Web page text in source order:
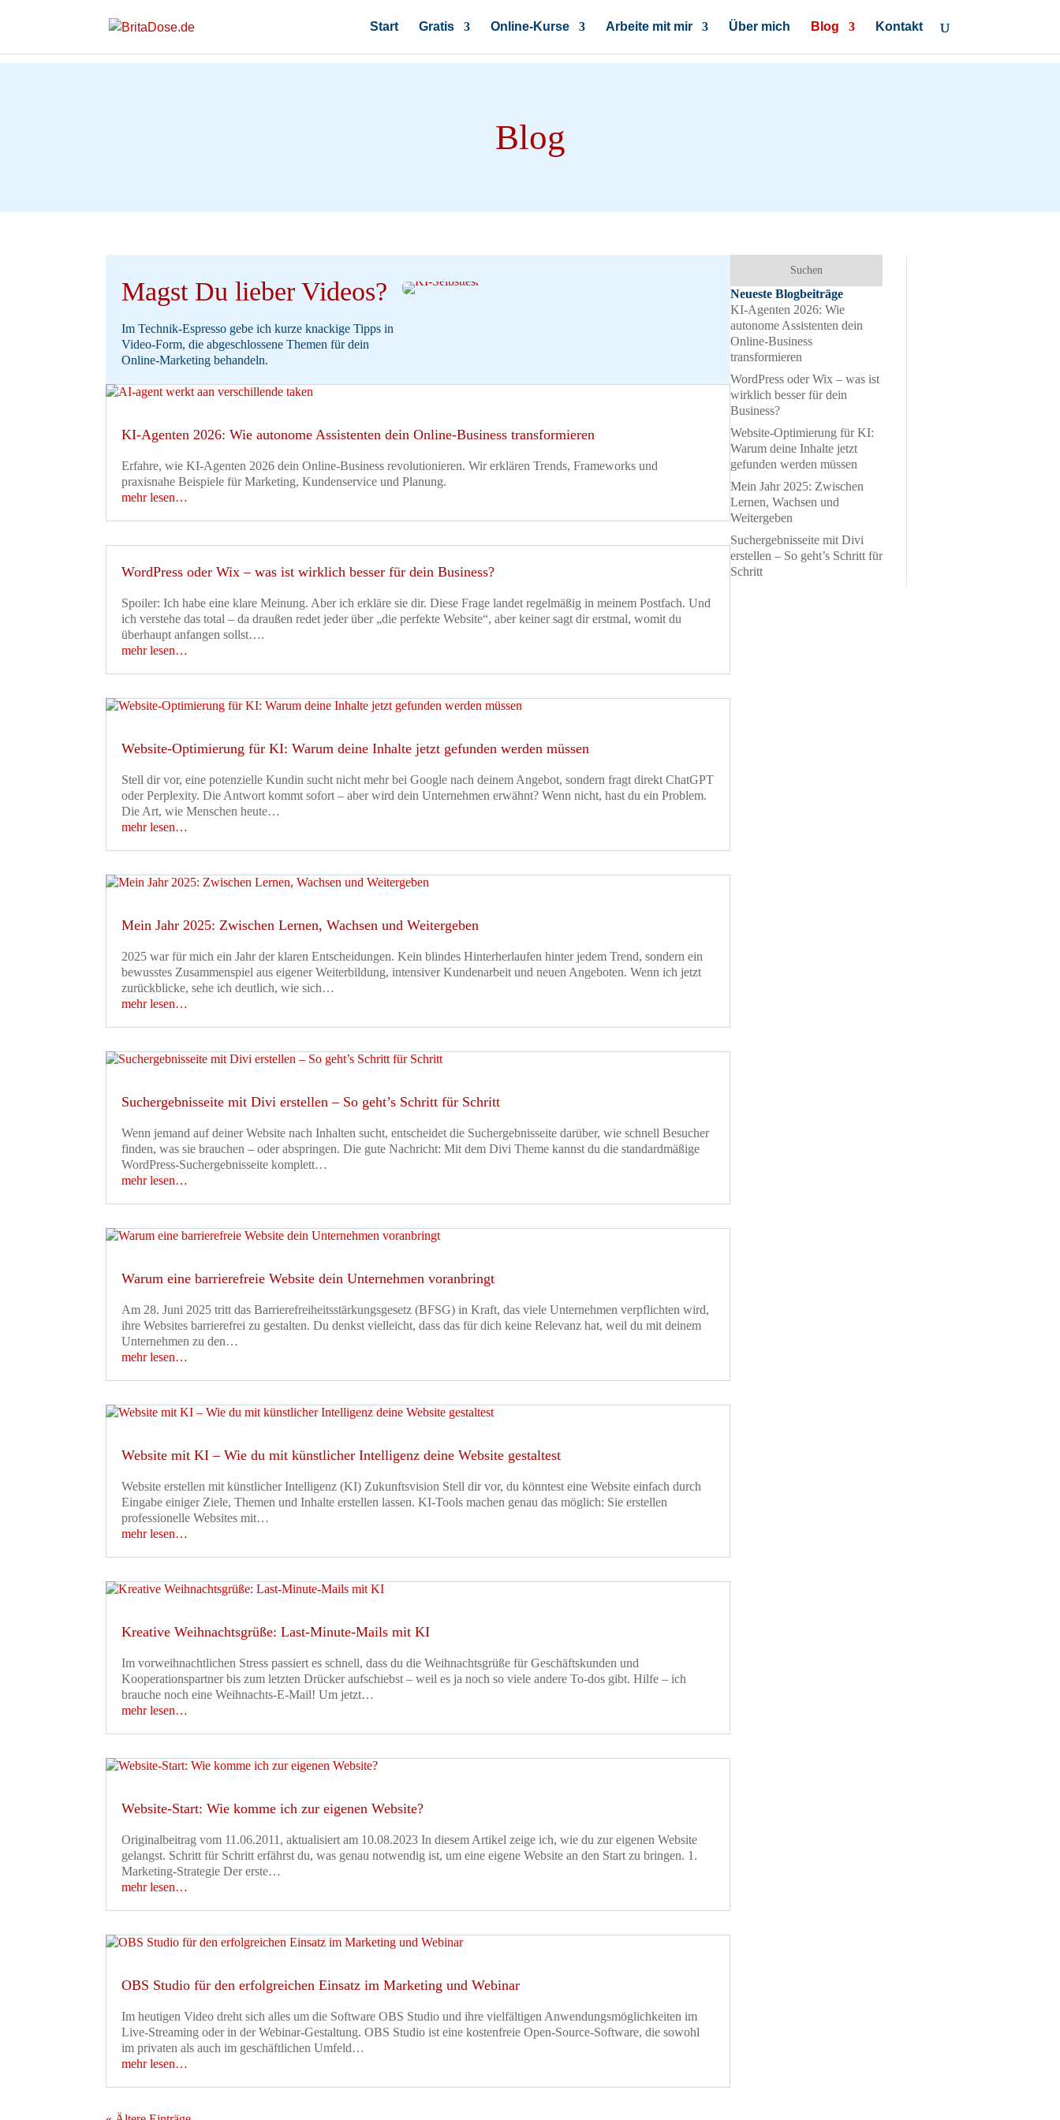
Start Gratis Online-Kurse Arbeite mit mir Über mich Blog Kontakt
Blog
Magst Du lieber Videos?
Im Technik-Espresso gebe ich kurze knackige Tipps in
Video-Form, die abgeschlossene Themen für dein
Online-Marketing behandeln.
KI-Agenten 2026: Wie autonome Assistenten dein Online-Business transformieren
Erfahre, wie KI-Agenten 2026 dein Online-Business revolutionieren. Wir erklären Trends, Frameworks und
praxisnahe Beispiele für Marketing, Kundenservice und Planung.
mehr lesen…
WordPress oder Wix – was ist wirklich besser für dein Business?
Spoiler: Ich habe eine klare Meinung. Aber ich erkläre sie dir. Diese Frage landet regelmäßig in meinem Postfach. Und
ich verstehe das total – da draußen redet jeder über „die perfekte Website“, aber keiner sagt dir erstmal, womit du
überhaupt anfangen sollst….
mehr lesen…
Website-Optimierung für KI: Warum deine Inhalte jetzt gefunden werden müssen
Stell dir vor, eine potenzielle Kundin sucht nicht mehr bei Google nach deinem Angebot, sondern fragt direkt ChatGPT
oder Perplexity. Die Antwort kommt sofort – aber wird dein Unternehmen erwähnt? Wenn nicht, hast du ein Problem.
Die Art, wie Menschen heute…
mehr lesen…
Mein Jahr 2025: Zwischen Lernen, Wachsen und Weitergeben
2025 war für mich ein Jahr der klaren Entscheidungen. Kein blindes Hinterherlaufen hinter jedem Trend, sondern ein
bewusstes Zusammenspiel aus eigener Weiterbildung, intensiver Kundenarbeit und neuen Angeboten. Wenn ich jetzt
zurückblicke, sehe ich deutlich, wie sich…
mehr lesen…
Suchergebnisseite mit Divi erstellen – So geht’s Schritt für Schritt
Wenn jemand auf deiner Website nach Inhalten sucht, entscheidet die Suchergebnisseite darüber, wie schnell Besucher
finden, was sie brauchen – oder abspringen. Die gute Nachricht: Mit dem Divi Theme kannst du die standardmäßige
WordPress-Suchergebnisseite komplett…
mehr lesen…
Warum eine barrierefreie Website dein Unternehmen voranbringt
Am 28. Juni 2025 tritt das Barrierefreiheitsstärkungsgesetz (BFSG) in Kraft, das viele Unternehmen verpflichten wird,
ihre Websites barrierefrei zu gestalten. Du denkst vielleicht, dass das für dich keine Relevanz hat, weil du mit deinem
Unternehmen zu den…
mehr lesen…
Website mit KI – Wie du mit künstlicher Intelligenz deine Website gestaltest
Website erstellen mit künstlicher Intelligenz (KI) Zukunftsvision Stell dir vor, du könntest eine Website einfach durch
Eingabe einiger Ziele, Themen und Inhalte erstellen lassen. KI-Tools machen genau das möglich: Sie erstellen
professionelle Websites mit…
mehr lesen…
Kreative Weihnachtsgrüße: Last-Minute-Mails mit KI
Im vorweihnachtlichen Stress passiert es schnell, dass du die Weihnachtsgrüße für Geschäftskunden und
Kooperationspartner bis zum letzten Drücker aufschiebst – weil es ja noch so viele andere To-dos gibt. Hilfe – ich
brauche noch eine Weihnachts-E-Mail! Um jetzt…
mehr lesen…
Website-Start: Wie komme ich zur eigenen Website?
Originalbeitrag vom 11.06.2011, aktualisiert am 10.08.2023 In diesem Artikel zeige ich, wie du zur eigenen Website
gelangst. Schritt für Schritt erfährst du, was genau notwendig ist, um eine eigene Website an den Start zu bringen. 1.
Marketing-Strategie Der erste…
mehr lesen…
OBS Studio für den erfolgreichen Einsatz im Marketing und Webinar
Im heutigen Video dreht sich alles um die Software OBS Studio und ihre vielfältigen Anwendungsmöglichkeiten im
Live-Streaming oder in der Webinar-Gestaltung. OBS Studio ist eine kostenfreie Open-Source-Software, die sowohl
im privaten als auch im geschäftlichen Umfeld…
mehr lesen…
Neueste Blogbeiträge
KI-Agenten 2026: Wie
autonome Assistenten dein
Online-Business
transformieren
WordPress oder Wix – was ist
wirklich besser für dein
Business?
Website-Optimierung für KI:
Warum deine Inhalte jetzt
gefunden werden müssen
Mein Jahr 2025: Zwischen
Lernen, Wachsen und
Weitergeben
Suchergebnisseite mit Divi
erstellen – So geht’s Schritt für
Schritt